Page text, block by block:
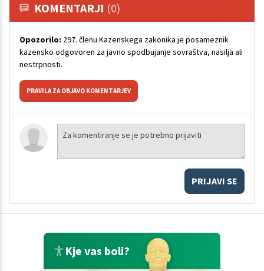
KOMENTARJI (0)
Opozorilo: 297. členu Kazenskega zakonika je posameznik
kazensko odgovoren za javno spodbujanje sovraštva, nasilja ali
nestrpnosti.
PRAVILA ZA OBJAVO KOMENTARJEV
PRIJAVI SE
Kje vas boli?